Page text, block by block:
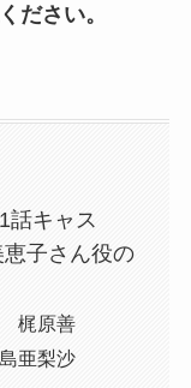
ださい。
話キャス
恵子さん役の
梶原善
亜梨沙